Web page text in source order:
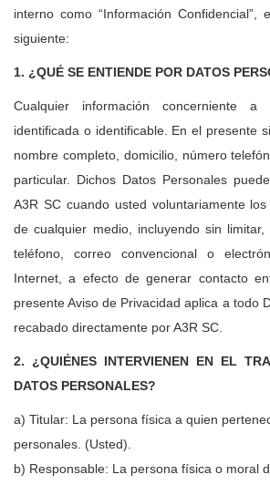
interno como “Información Confidencial”,
siguiente:
1. ¿QUÉ SE ENTIENDE POR DATOS
Cualquier información concerniente
identificada o identificable. En el presente
nombre completo, domicilio, número
particular. Dichos Datos Personales
A3R SC cuando usted voluntariamente
de cualquier medio, incluyendo sin
teléfono, correo convencional o
Internet, a efecto de generar contacto
presente Aviso de Privacidad aplica a todo
recabado directamente por A3R SC.
2. ¿QUIÉNES INTERVIENEN EN EL
DATOS PERSONALES?
a) Titular: La persona física a quien
personales. (Usted).
b) Responsable: La persona física o moral